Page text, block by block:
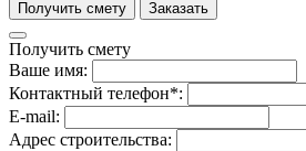
Получить смету
Ваше имя:
Контактный телефон*:
E-mail:
Адрес строительства: